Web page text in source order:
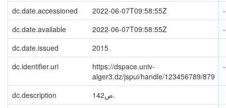
dc.date.accessioned
2022-06-07T09:58:55Z
-
dc.date.available
2022-06-07T09:58:55Z
-
dc.date.issued
2015
dc.identifier.uri
https://dspace.univ-
alger3.dz/jspui/handle/123456789/879
-
dc.description
142ص.